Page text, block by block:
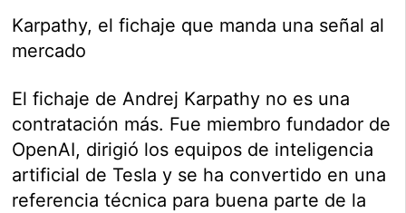
Karpathy, el fichaje que manda una señal al
mercado
El fichaje de Andrej Karpathy no es una
contratación más. Fue miembro fundador de
OpenAI, dirigió los equipos de inteligencia
artificial de Tesla y se ha convertido en una
referencia técnica para buena parte de la